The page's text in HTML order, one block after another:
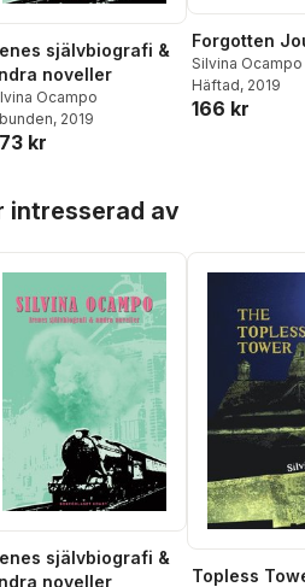
självbiografi &
noveller
Ocampo
, 2019
kr
Forgotten
Silvina Ocampo
Häftad, 2019
166 kr
intresserad av
självbiografi &
noveller
Topless